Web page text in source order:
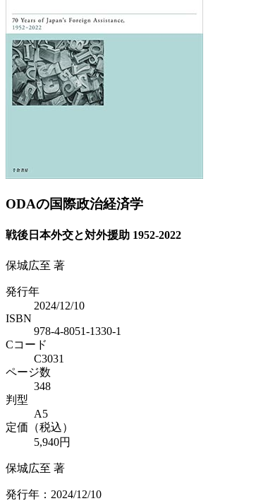
ODAの国際政治経済学
戦後日本外交と対外援助 1952-2022
保城広至 著
発行年
2024/12/10
ISBN
978-4-8051-1330-1
Cコード
C3031
ページ数
348
判型
A5
定価（税込）
5,940円
保城広至 著
発行年：2024/12/10